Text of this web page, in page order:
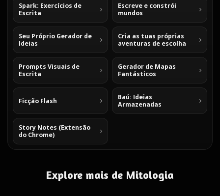
Spark: Exercícios de
Escrita
Escreve e constrói
mundos
Seu Próprio Gerador de
Ideias
Cria as tuas próprias
aventuras de escolha
Prompts Visuais de
Escrita
Gerador de Mapas
Fantásticos
Ficção Flash
Baú: Ideias
Armazenadas
Story Notes (Extensão
do Chrome)
Explore mais de Mitologia